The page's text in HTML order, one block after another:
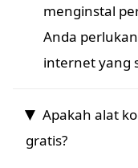
menginstal
Anda
internet yang
Apakah alat
gratis?